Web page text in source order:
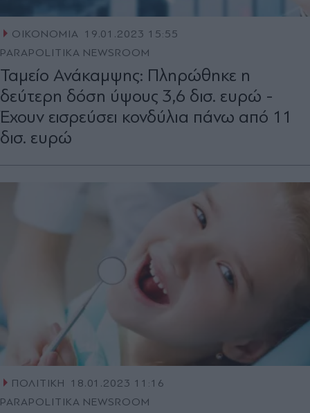
ΟΙΚΟΝΟΜΙΑ 19.01.2023 15:55
PARAPOLITIKA NEWSROOM
Ταμείο Ανάκαμψης: Πληρώθηκε η
δεύτερη δόση ύψους 3,6 δισ. ευρώ -
Έχουν εισρεύσει κονδύλια πάνω από 11
δισ. ευρώ
ΠΟΛΙΤΙΚΗ
18.01.2023 11:16
PARAPOLITIKA NEWSROOM